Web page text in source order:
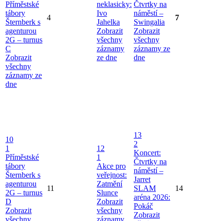
Příměstské
tábory
Šternberk s
agenturou
2G – turnus
C
Zobrazit
všechny
záznamy ze
dne
4
neklasicky:
Ivo
Jahelka
Zobrazit
všechny
záznamy
ze dne
Čtvrtky na
náměstí –
Swingalia
Zobrazit
všechny
záznamy ze
dne
7
10
1
Příměstské
tábory
Šternberk s
agenturou
2G – turnus
D
Zobrazit
11
12
1
Akce pro
veřejnost:
Zatmění
Slunce
Zobrazit
všechny
13
2
Koncert:
Čtvrtky na
náměstí –
Jarret
SLAM
aréna 2026:
Pokáč
Zobrazit
14